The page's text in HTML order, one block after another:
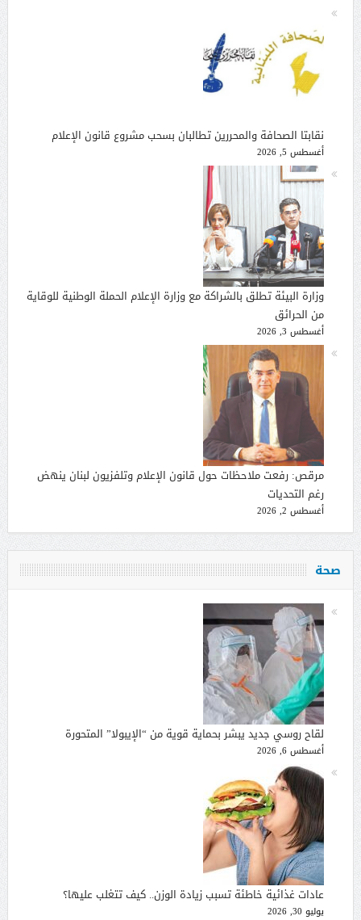
نقابتا الصحافة والمحررين تطالبان بسحب مشروع قانون الإعلام
أغسطس 5, 2026
وزارة البيئة تطلق بالشراكة مع وزارة الإعلام الحملة الوطنية للوقاية
من الحرائق
أغسطس 3, 2026
مرقص: رفعت ملاحظات حول قانون الإعلام وتلفزيون لبنان ينهض
رغم التحديات
أغسطس 2, 2026
صحة
لقاح روسي جديد يبشر بحماية قوية من “الإيبولا” المتحورة
أغسطس 6, 2026
عادات غذائية خاطئة تسبب زيادة الوزن.. كيف تتغلب عليها؟
يوليو 30, 2026